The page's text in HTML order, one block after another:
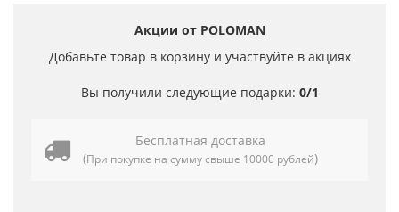
Акции от POLOMAN
Добавьте товар в корзину и участвуйте в акциях
Вы получили следующие подарки: 0/1
Бесплатная доставка
(При покупке на сумму свыше 10000 рублей)